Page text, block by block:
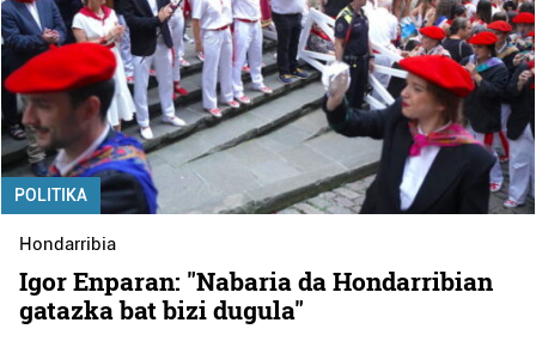
POLITIKA
Hondarribia
Igor Enparan: "Nabaria da Hondarribian
gatazka bat bizi dugula"